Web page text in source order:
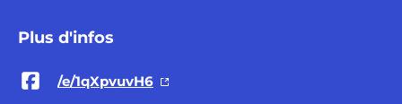
Plus d'infos
/e/1qXpvuvH6